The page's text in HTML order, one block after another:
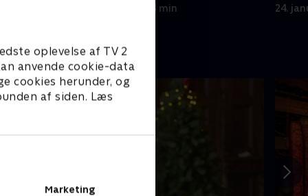
oplevelse af TV 2
anvende cookie-data
cookies herunder, og
af siden. Læs
Marketing
17. januar 2025 • 24 min 24.